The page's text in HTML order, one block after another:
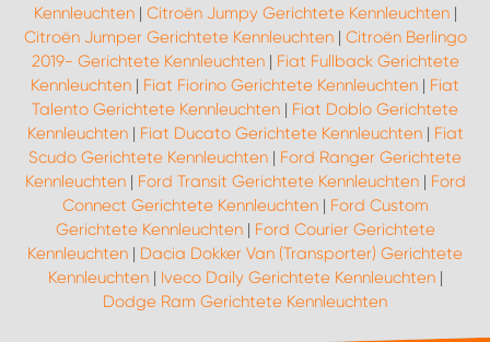
Kennleuchten| Citroën Jumpy Gerichtete Kennleuchten|
Citroën Jumper Gerichtete Kennleuchten| Citroën Berlingo
2019- Gerichtete Kennleuchten| Fiat Fullback Gerichtete
Kennleuchten | Fiat Fiorino Gerichtete Kennleuchten | Fiat
Talento Gerichtete Kennleuchten | Fiat Doblo Gerichtete
Kennleuchten| Fiat Ducato Gerichtete Kennleuchten| Fiat
Scudo Gerichtete Kennleuchten | Ford Ranger Gerichtete
Kennleuchten| Ford Transit Gerichtete Kennleuchten| Ford
Connect Gerichtete Kennleuchten| Ford Custom
Gerichtete Kennleuchten| Ford Courier Gerichtete
Kennleuchten | Dacia Dokker Van (Transporter) Gerichtete
Kennleuchten| Iveco Daily Gerichtete Kennleuchten|
Dodge Ram Gerichtete Kennleuchten